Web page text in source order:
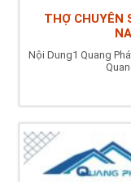
THỢ CHUYÊN
Nội Dung1 Quang